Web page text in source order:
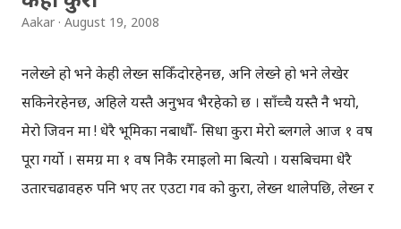
Aakar August 19, 2008
नलेख्ने हो भने केही लेख्न सकिँदोरहेनछ, अनि लेख्ने हो भने लेखेर
सकिनेरहेनछ, अहिले यस्तै अनुभव भैरहेको छ । साँच्चै यस्तै नै भयो,
मेरो जिवन मा ! धेरै भूमिका नबाधौँ- सिधा कुरा मेरो ब्लगले आज १ वर्ष
पूरा गर्यो । समग्र मा १ वर्ष निकै रमाइलो मा बित्यो । यसबिचमा धेरै
उतारचढावहरु पनि भए तर एउटा गर्व को कुरा, लेख्न थालेपछि, लेख्न र